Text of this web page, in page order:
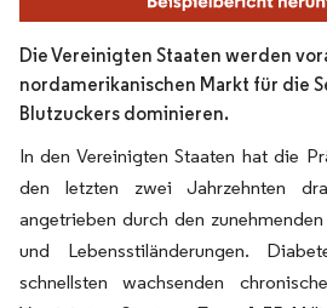
Die Vereinigten Staaten werden
nordamerikanischen Markt für die
Blutzuckers dominieren.
In den Vereinigten Staaten hat die
den letzten zwei Jahrzehnten
angetrieben durch den
und Lebensstiländerungen.
schnellsten wachsenden